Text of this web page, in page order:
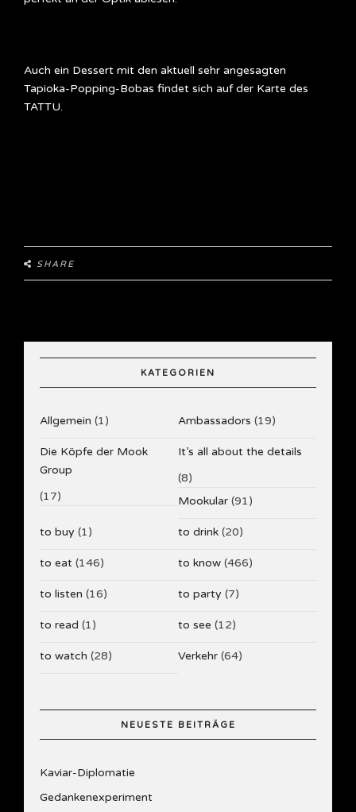
Auch ein Dessert mit den aktuell sehr angesagten
Tapioka-Popping-Bobas findet sich auf der Karte des
TATTU.
SHARE
KATEGORIEN
Allgemein (1) Ambassadors (19)
Die Köpfe der Mook
Group
(17)
It’s all about the details
(8)
Mookular (91)
to buy (1) to drink (20)
to eat (146) to know (466)
to listen (16) to party (7)
to read (1) to see (12)
to watch (28) Verkehr (64)
NEUESTE BEITRÄGE
Kaviar-Diplomatie
Gedankenexperiment